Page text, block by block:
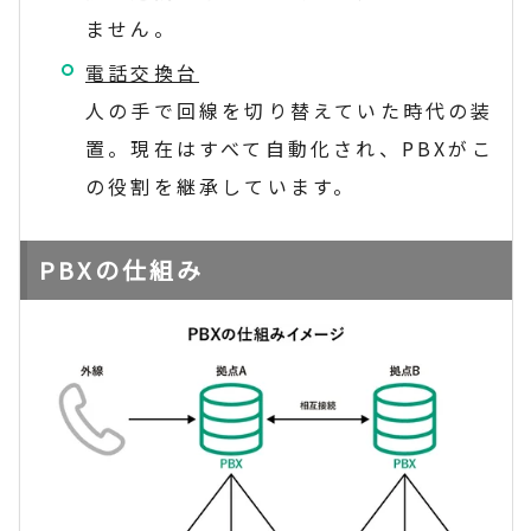
ません。
電話交換台
人の手で回線を切り替えていた時代の装
置。現在はすべて自動化され、PBXがこ
の役割を継承しています。
PBXの仕組み